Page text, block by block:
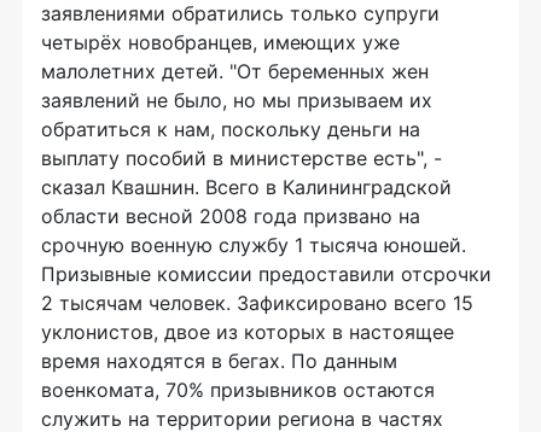
заявлениями обратились только супруги
четырёх новобранцев, имеющих уже
малолетних детей. "От беременных жен
заявлений не было, но мы призываем их
обратиться к нам, поскольку деньги на
выплату пособий в министерстве есть", -
сказал Квашнин. Всего в Калининградской
области весной 2008 года призвано на
срочную военную службу 1 тысяча юношей.
Призывные комиссии предоставили отсрочки
2 тысячам человек. Зафиксировано всего 15
уклонистов, двое из которых в настоящее
время находятся в бегах. По данным
военкомата, 70% призывников остаются
служить на территории региона в частях